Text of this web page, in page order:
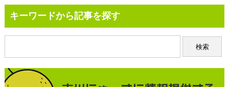
キーワードから記事を探す